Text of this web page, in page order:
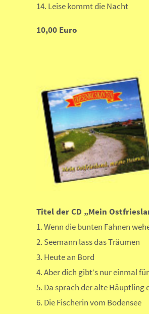
14. Leise kommt die Nacht
10,00 Euro
Titel der CD „Mein
1. Wenn die bunten Fahnen
2. Seemann lass das Träumen
3. Heute an Bord
4. Aber dich gibt’s nur einmal
5. Da sprach der alte Häuptling
6. Die Fischerin vom Bodensee